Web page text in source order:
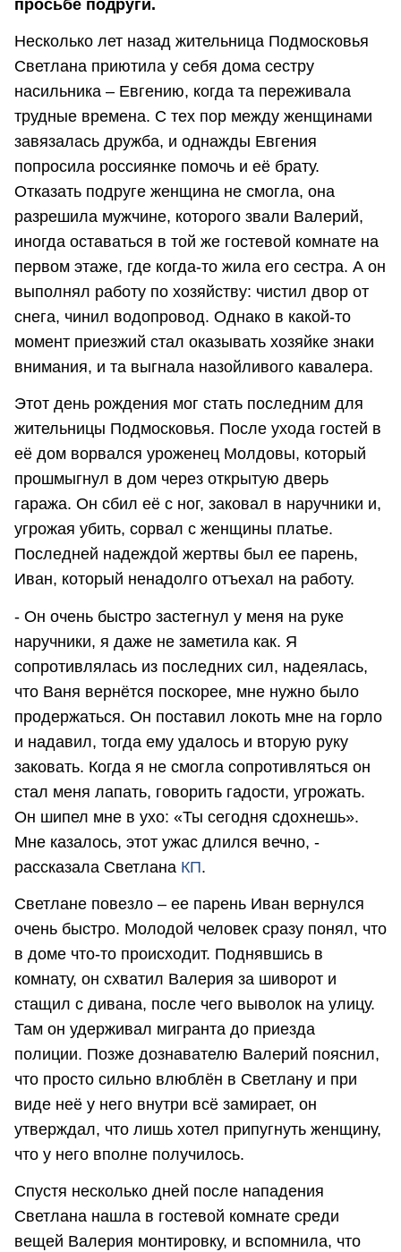
просьбе подруги.
Несколько лет назад жительница Подмосковья
Светлана приютила у себя дома сестру
насильника – Евгению, когда та переживала
трудные времена. С тех пор между женщинами
завязалась дружба, и однажды Евгения
попросила россиянке помочь и её брату.
Отказать подруге женщина не смогла, она
разрешила мужчине, которого звали Валерий,
иногда оставаться в той же гостевой комнате на
первом этаже, где когда-то жила его сестра. А он
выполнял работу по хозяйству: чистил двор от
снега, чинил водопровод. Однако в какой-то
момент приезжий стал оказывать хозяйке знаки
внимания, и та выгнала назойливого кавалера.
Этот день рождения мог стать последним для
жительницы Подмосковья. После ухода гостей в
её дом ворвался уроженец Молдовы, который
прошмыгнул в дом через открытую дверь
гаража. Он сбил её с ног, заковал в наручники и,
угрожая убить, сорвал с женщины платье.
Последней надеждой жертвы был ее парень,
Иван, который ненадолго отъехал на работу.
- Он очень быстро застегнул у меня на руке
наручники, я даже не заметила как. Я
сопротивлялась из последних сил, надеялась,
что Ваня вернётся поскорее, мне нужно было
продержаться. Он поставил локоть мне на горло
и надавил, тогда ему удалось и вторую руку
заковать. Когда я не смогла сопротивляться он
стал меня лапать, говорить гадости, угрожать.
Он шипел мне в ухо: «Ты сегодня сдохнешь».
Мне казалось, этот ужас длился вечно, -
рассказала Светлана КП.
Светлане повезло – ее парень Иван вернулся
очень быстро. Молодой человек сразу понял, что
в доме что-то происходит. Поднявшись в
комнату, он схватил Валерия за шиворот и
стащил с дивана, после чего выволок на улицу.
Там он удерживал мигранта до приезда
полиции. Позже дознавателю Валерий пояснил,
что просто сильно влюблён в Светлану и при
виде неё у него внутри всё замирает, он
утверждал, что лишь хотел припугнуть женщину,
что у него вполне получилось.
Спустя несколько дней после нападения
Светлана нашла в гостевой комнате среди
вещей Валерия монтировку, и вспомнила, что